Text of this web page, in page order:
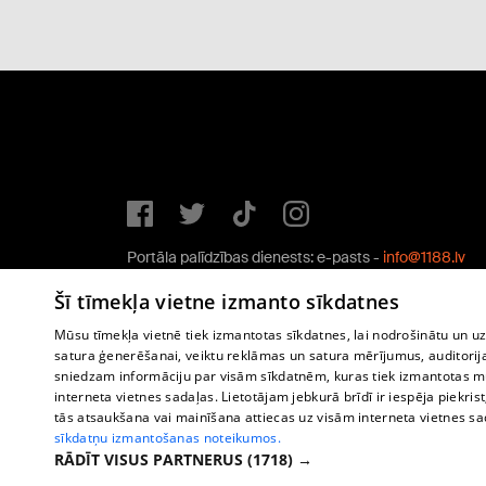
Portāla palīdzības dienests: e-pasts - info@1188.lv
Copyright © 2004-2026 SIA HELIO MEDIA.
Šī tīmekļa vietne izmanto sīkdatnes
Mūsu tīmekļa vietnē tiek izmantotas sīkdatnes, lai nodrošinātu un
satura ģenerēšanai, veiktu reklāmas un satura mērījumus,
sniedzam informāciju par visām sīkdatnēm, kuras tiek izmantotas
interneta vietnes sadaļas. Lietotājam jebkurā brīdī ir iespēja
tās atsaukšana vai mainīšana attiecas uz visām interneta vietnes
sīkdatņu izmantošanas noteikumos.
RĀDĪT VISUS PARTNERUS (1718) →